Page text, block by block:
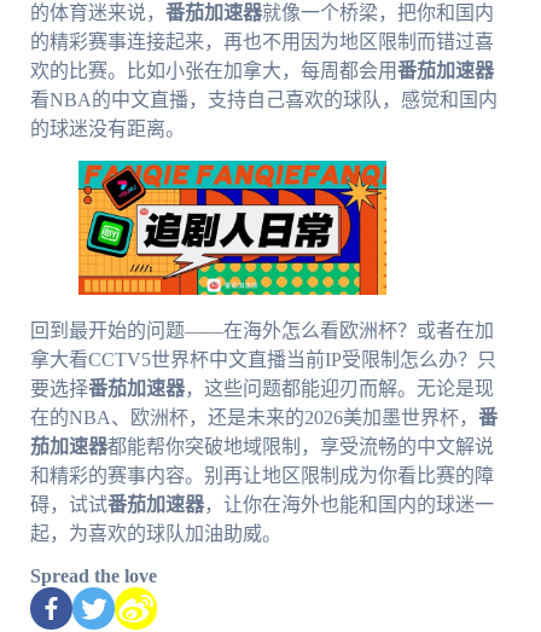
的体育迷来说， 番茄加速器就像一个桥梁，把你和国内
的精彩赛事连接起来，再也不用因为地区限制而错过喜
欢的比赛。比如小张在加拿大，每周都会用番茄加速器
看NBA的中文直播，支持自己喜欢的球队，感觉和国内
的球迷没有距离。
回到最开始的问题——在海外怎么看欧洲杯？或者在加
拿大看CCTV5世界杯中文直播当前IP受限制怎么办？只
要选择番茄加速器，这些问题都能迎刃而解。无论是现
在的NBA、欧洲杯，还是未来的2026美加墨世界杯， 番
茄加速器都能帮你突破地域限制，享受流畅的中文解说
和精彩的赛事内容。别再让地区限制成为你看比赛的障
碍，试试番茄加速器，让你在海外也能和国内的球迷一
起，为喜欢的球队加油助威。
Spread the love